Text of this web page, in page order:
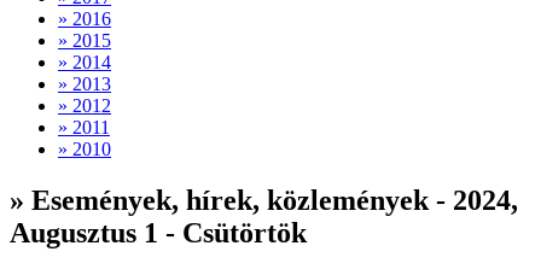
» 2016
» 2015
» 2014
» 2013
» 2012
» 2011
» 2010
» Események, hírek, közlemények - 2024,
Augusztus 1 - Csütörtök